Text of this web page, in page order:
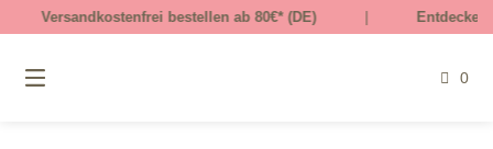
Springe
zum
bestellen ab 80€* (DE) | Entdecke unsere
0